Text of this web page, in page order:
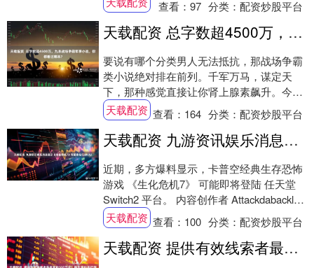
查看：97 分类：配资炒股平台
天载配资 总字数超4500万，九本战场争霸军事小说，你都看过哪本？
要说有哪个分类男人无法抵抗，那战场争霸
类小说绝对排在前列。千军万马，谋定天
下，那种感觉直接让你肾上腺素飙升。今天
就给大家整理出九本，话不多说，我们开始
发车。 1....
天载配资 查看： 164 分类：配资炒股平台
天载配资 九游资讯娱乐消息显示《生化危机7》有望登陆Switch2
近期，多方爆料显示，卡普空经典生存恐怖
游戏 《生化危机7》 可能即将登陆 任天堂
Switch2 平台。 内容创作者 Attackdabacklog
在社交媒体....
天载配资 查看： 100 分类：配资炒股平台
天载配资 提供有效线索者最高奖励500万元！胖东来出手打假